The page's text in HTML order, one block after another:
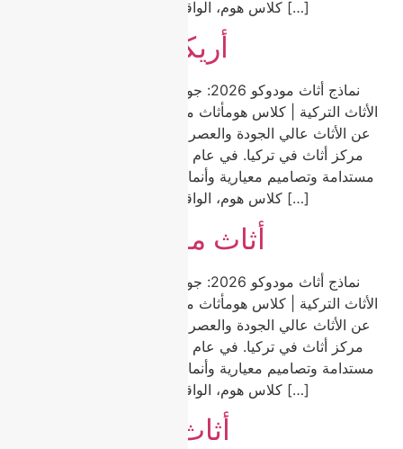
كلاس هوم، الواقعة في مودوكو، نقدم مجموعة […]
أريكة زاوية مودوكو
نماذج أثاث مودوكو 2026: جودة وتنوع واتجاهات من عاصمة
الأثاث التركية | كلاس هومأثاث مودوكو هو الخيار الأول للباحثين
عن الأثاث عالي الجودة والعصري والمناسب للميزانية في أكبر
مستدامة وتصاميم معيارية وأنماط خالدة تناسب كل منزل. في
كلاس هوم، الواقعة في مودوكو، نقدم مجموعة […]
أثاث مودوكو كلاسيكي
نماذج أثاث مودوكو 2026: جودة وتنوع واتجاهات من عاصمة
الأثاث التركية | كلاس هومأثاث مودوكو هو الخيار الأول للباحثين
عن الأثاث عالي الجودة والعصري والمناسب للميزانية في أكبر
مستدامة وتصاميم معيارية وأنماط خالدة تناسب كل منزل. في
كلاس هوم، الواقعة في مودوكو، نقدم مجموعة […]
أثاث مودوكو حديث